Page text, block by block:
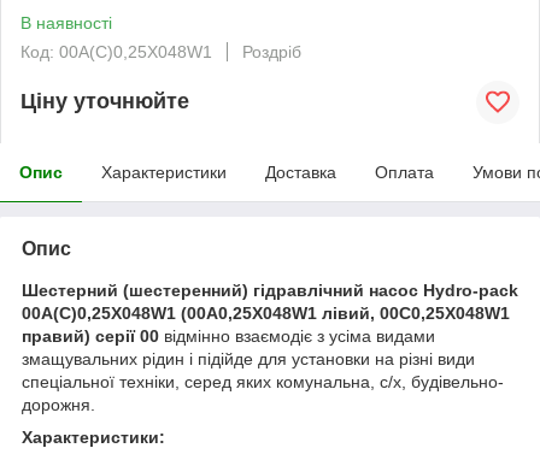
В наявності
Код: 00A(C)0,25X048W1
Роздріб
Ціну уточнюйте
Опис Характеристики Доставка Оплата Умови
Опис
Шестерний (шестеренний) гідравлічний насос Hydro-pack
00A(C)0,25X048W1 (00A0,25X048W1 лівий, 00C0,25X048W1
правий) серії 00 відмінно взаємодіє з усіма видами
змащувальних рідин і підійде для установки на різні види
спеціальної техніки, серед яких комунальна, с/х, будівельно-
дорожня.
Характеристики: